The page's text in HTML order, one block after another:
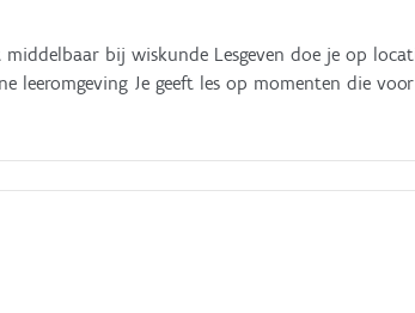
middelbaar bij wiskunde Lesgeven doe je op
leeromgeving Je geeft les op momenten die